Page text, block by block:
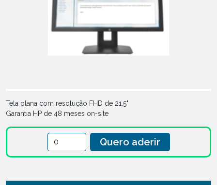
Tela plana com resolução FHD de 21,5"
Garantia HP de 48 meses on-site
Quero aderir